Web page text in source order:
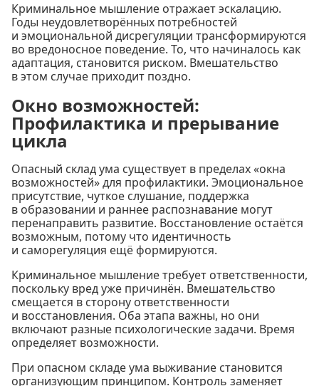
Криминальное мышление отражает эскалацию.
Годы неудовлетворённых потребностей
и эмоциональной дисрегуляции трансформируются
во вредоносное поведение. То, что начиналось как
адаптация, становится риском. Вмешательство
в этом случае приходит поздно.
Окно возможностей:
Профилактика и прерывание
цикла
Опасный склад ума существует в пределах «окна
возможностей» для профилактики. Эмоциональное
присутствие, чуткое слушание, поддержка
в образовании и раннее распознавание могут
перенаправить развитие. Восстановление остаётся
возможным, потому что идентичность
и саморегуляция ещё формируются.
Криминальное мышление требует ответственности,
поскольку вред уже причинён. Вмешательство
смещается в сторону ответственности
и восстановления. Оба этапа важны, но они
включают разные психологические задачи. Время
определяет возможности.
При опасном складе ума выживание становится
организующим принципом. Контроль заменяет